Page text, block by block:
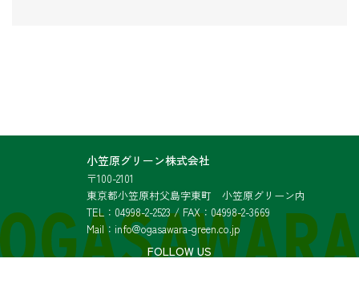
小笠原グリーン株式会社
〒100-2101
東京都小笠原村父島字東町 小笠原グリーン内
TEL：04998-2-2523 / FAX：04998-2-3669
Mail：info@ogasawara-green.co.jp
FOLLOW US